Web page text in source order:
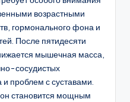
возрастными
гормонального фона и
После пятидесяти
мышечная масса,
сосудистых
проблем с суставами.
становится мощным